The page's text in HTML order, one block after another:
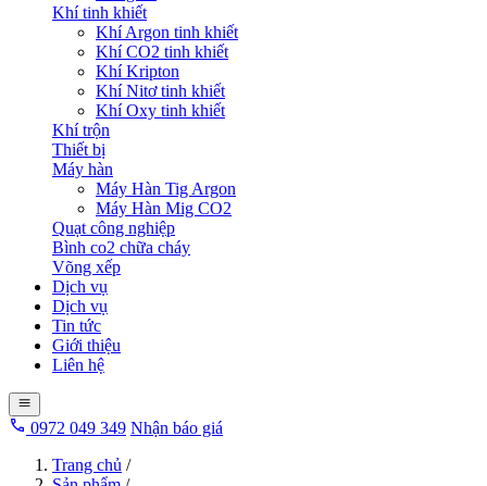
Khí tinh khiết
Khí Argon tinh khiết
Khí CO2 tinh khiết
Khí Kripton
Khí Nitơ tinh khiết
Khí Oxy tinh khiết
Khí trộn
Thiết bị
Máy hàn
Máy Hàn Tig Argon
Máy Hàn Mig CO2
Quạt công nghiệp
Bình co2 chữa cháy
Võng xếp
Dịch vụ
Dịch vụ
Tin tức
Giới thiệu
Liên hệ
0972 049 349 Nhận báo giá
Trang chủ /